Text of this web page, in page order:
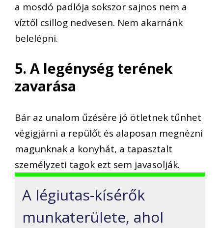
a mosdó padlója sokszor sajnos nem a
víztől csillog nedvesen. Nem akarnánk
belelépni.
5. A legénység terének
zavarása
Bár az unalom űzésére jó ötletnek tűnhet
végigjárni a repülőt és alaposan megnézni
magunknak a konyhát, a tapasztalt
személyzeti tagok ezt sem javasolják.
A légiutas-kísérők
munkaterülete, ahol